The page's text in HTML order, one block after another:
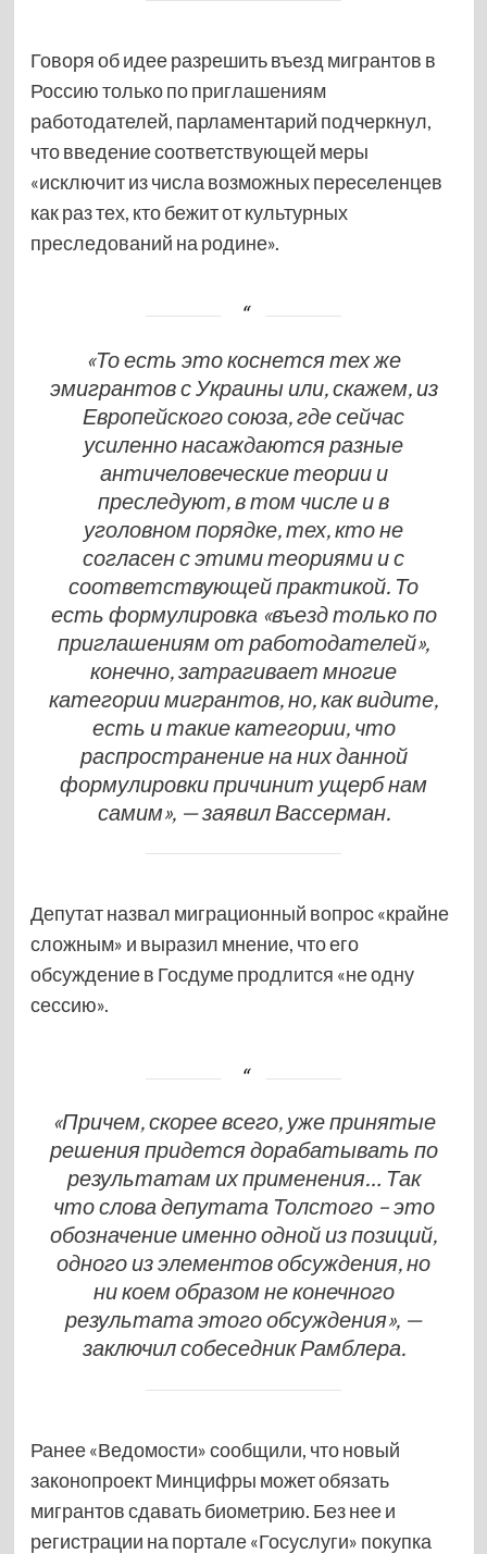
Говоря об идее разрешить въезд мигрантов в
Россию только по приглашениям
работодателей, парламентарий подчеркнул,
что введение соответствующей меры
«исключит из числа возможных переселенцев
как раз тех, кто бежит от культурных
преследований на родине».
«То есть это коснется тех же
эмигрантов с Украины или, скажем, из
Европейского союза, где сейчас
усиленно насаждаются разные
античеловеческие теории и
преследуют, в том числе и в
уголовном порядке, тех, кто не
согласен с этими теориями и с
соответствующей практикой. То
есть формулировка «въезд только по
приглашениям от работодателей»,
конечно, затрагивает многие
категории мигрантов, но, как видите,
есть и такие категории, что
распространение на них данной
формулировки причинит ущерб нам
самим», — заявил Вассерман.
Депутат назвал миграционный вопрос «крайне
сложным» и выразил мнение, что его
обсуждение в Госдуме продлится «не одну
сессию».
«Причем, скорее всего, уже принятые
решения придется дорабатывать по
результатам их применения… Так
что слова депутата Толстого – это
обозначение именно одной из позиций,
одного из элементов обсуждения, но
ни коем образом не конечного
результата этого обсуждения», —
заключил собеседник Рамблера.
Ранее «Ведомости» сообщили, что новый
законопроект Минцифры может обязать
мигрантов сдавать биометрию. Без нее и
регистрации на портале «Госуслуги» покупка